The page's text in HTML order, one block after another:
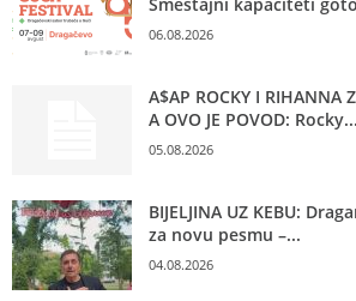
06.08.2026
A$AP ROCKY I RIHANNA
A OVO JE POVOD: Rocky...
05.08.2026
BIJELJINA UZ KEBU:
za novu pesmu –...
04.08.2026